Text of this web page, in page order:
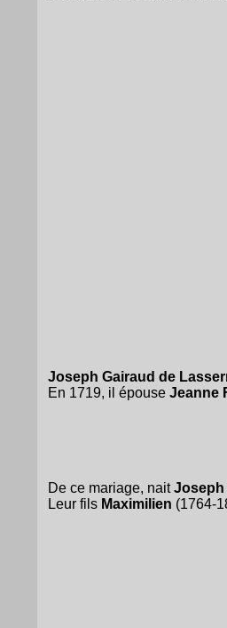
Joseph Gairaud de
En 1719, il épouse Jeanne
De ce mariage, naitJoseph
Leur fils Maximilien (1764-